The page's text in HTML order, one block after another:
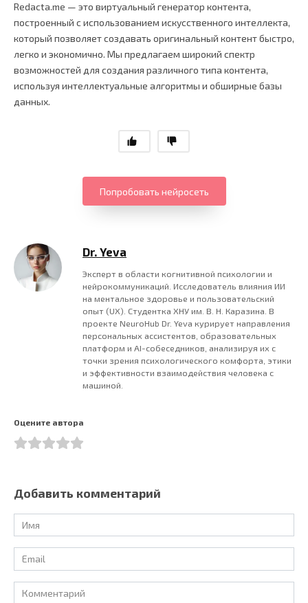
Redacta.me — это виртуальный генератор контента,
построенный с использованием искусственного интеллекта,
который позволяет создавать оригинальный контент быстро,
легко и экономично. Мы предлагаем широкий спектр
возможностей для создания различного типа контента,
используя интеллектуальные алгоритмы и обширные базы
данных.
Попробовать нейросеть
Dr. Yeva
Эксперт в области когнитивной психологии и
нейрокоммуникаций. Исследователь влияния ИИ
на ментальное здоровье и пользовательский
опыт (UX). Студентка ХНУ им. В. Н. Каразина. В
проекте NeuroHub Dr. Yeva курирует направления
персональных ассистентов, образовательных
платформ и AI-собеседников, анализируя их с
точки зрения психологического комфорта, этики
и эффективности взаимодействия человека с
машиной.
Оцените автора
Добавить комментарий
Имя
*
Email
*
Комментарий